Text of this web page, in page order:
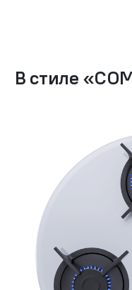
В стиле «